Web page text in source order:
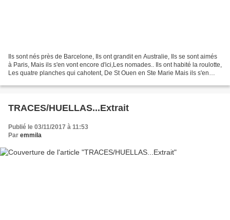
Ils sont nés près de Barcelone, Ils ont grandit en Australie, Ils se sont aimés
à Paris, Mais ils s'en vont encore d'ici,Les nomades.. Ils ont habité la roulotte,
Les quatre planches qui cahotent, De St Ouen en Ste Marie Mais ils s'en
TRACES/HUELLAS...Extrait
Publié le 03/11/2017 à 11:53
Par emmila